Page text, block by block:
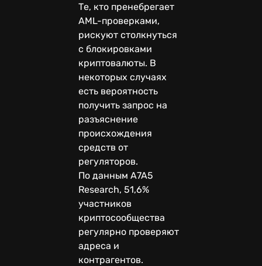
Те, кто пренебрегает
AML-проверками,
рискуют столкнуться
с блокировками
криптовалюты. В
некоторых случаях
есть вероятность
получить запрос на
разъяснение
происхождения
средств от
регуляторов.
По данным A7A5
Research, 51,6%
участников
криптосообщества
регулярно проверяют
адреса и
контрагентов.